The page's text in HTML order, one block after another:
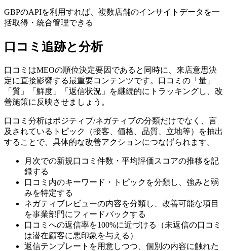
GBPのAPIを利用すれば、複数店舗のインサイトデータを一
括取得・統合管理できる
口コミ追跡と分析
口コミはMEOの順位決定要因であると同時に、来店意思決
定に直接影響する最重要コンテンツです。口コミの「量」
「質」「鮮度」「返信状況」を継続的にトラッキングし、改
善施策に反映させましょう。
口コミ分析はポジティブ/ネガティブの分類だけでなく、言
及されているトピック（接客、価格、品質、立地等）を抽出
することで、具体的な改善アクションにつなげられます。
月次での新規口コミ件数・平均評価スコアの推移を記
録する
口コミ内のキーワード・トピックを分類し、強みと弱
みを特定する
ネガティブレビューの内容を分類し、改善可能な項目
を事業部門にフィードバックする
口コミへの返信率を100%に近づける（未返信の口コミ
は潜在顧客に悪印象を与える）
返信テンプレートを用意しつつ、個別の内容に触れた